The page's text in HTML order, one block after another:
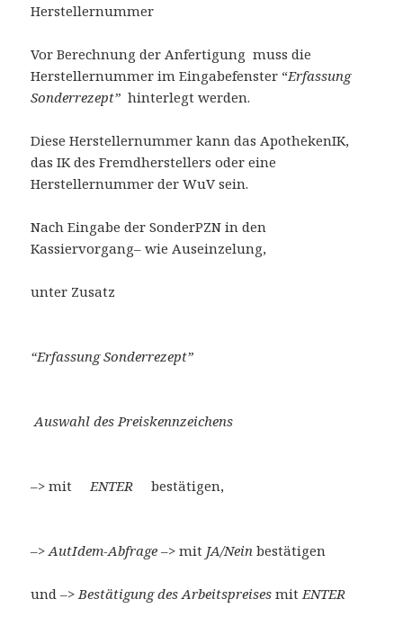
Herstellernummer
Vor Berechnung der Anfertigung muss die
Herstellernummer im Eingabefenster “Erfassung
Sonderrezept” hinterlegt werden.
Diese Herstellernummer kann das ApothekenIK,
das IK des Fremdherstellers oder eine
Herstellernummer der WuV sein.
Nach Eingabe der SonderPZN in den
Kassiervorgang– wie Auseinzelung,
unter Zusatz
“Erfassung Sonderrezept”
Auswahl des Preiskennzeichens
–> mit ENTER bestätigen,
–>AutIdem-Abfrage –> mit JA/Nein bestätigen
und –> Bestätigung des Arbeitspreises mit ENTER